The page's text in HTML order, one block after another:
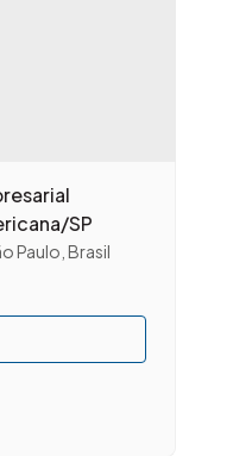
SP
Paulo Brasil